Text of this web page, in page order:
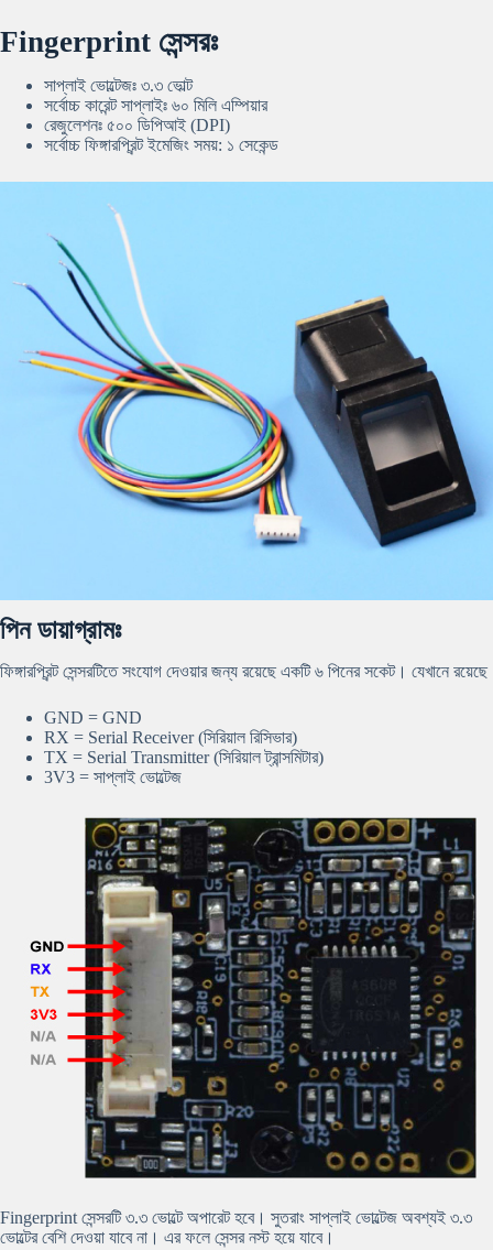
Fingerprint সেন্সরঃ
সাপ্লাই ভোল্টেজঃ ৩.৩ ভোল্ট
সর্বোচ্চ কারেন্ট সাপ্লাইঃ ৬০ মিলি এম্পিয়ার
রেজুলেশনঃ ৫০০ ডিপিআই (DPI)
সর্বোচ্চ ফিঙ্গারপ্রিন্ট ইমেজিং সময়: ১ সেকেন্ড
পিন ডায়াগ্রামঃ
ফিঙ্গারপ্রিন্ট সেন্সরটিতে সংযোগ দেওয়ার জন্য রয়েছে একটি ৬ পিনের সকেট। যেখানে রয়েছে
GND = GND
RX = Serial Receiver (সিরিয়াল রিসিভার)
TX = Serial Transmitter (সিরিয়াল ট্রান্সমিটার)
3V3 = সাপ্লাই ভোল্টেজ
Fingerprint সেন্সরটি ৩.৩ ভোল্টে অপারেট হবে। সুতরাং সাপ্লাই ভোল্টেজ অবশ্যই ৩.৩
ভোল্টের বেশি দেওয়া যাবে না। এর ফলে সেন্সর নস্ট হয়ে যাবে।